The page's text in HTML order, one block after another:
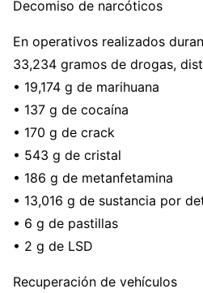
Decomiso de narcóticos
En operativos realizados
33,234 gramos de drogas,
• 19,174 g de marihuana
• 137 g de cocaína
• 170 g de crack
• 543 g de cristal
• 186 g de metanfetamina
• 13,016 g de sustancia por
• 6 g de pastillas
• 2 g de LSD
Recuperación de vehículos